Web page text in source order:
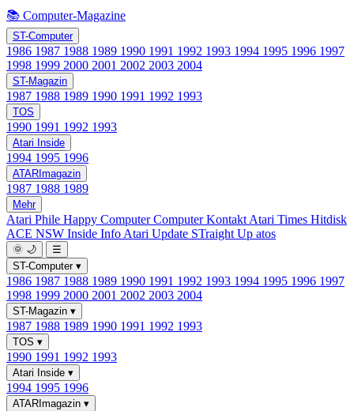
📚 Computer-Magazine
ST-Computer
1986 1987 1988 1989 1990 1991 1992 1993 1994 1995 1996 1997
1998 1999 2000 2001 2002 2003 2004
ST-Magazin
1987 1988 1989 1990 1991 1992 1993
TOS
1990 1991 1992 1993
Atari Inside
1994 1995 1996
ATARImagazin
1987 1988 1989
Mehr
Atari Phile Happy ComputerComputer Kontakt Atari Times Hitdisk
ACE NSW Inside Info Atari Update STraight Up atos
🌞 🌙
☰
ST-Computer ▾
1986 1987 1988 1989 1990 1991 1992 1993 1994 1995 1996 1997
1998 1999 2000 2001 2002 2003 2004
ST-Magazin ▾
1987 1988 1989 1990 1991 1992 1993
TOS ▾
1990 1991 1992 1993
Atari Inside ▾
1994 1995 1996
ATARImagazin ▾